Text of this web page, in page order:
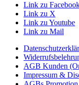
Link zu
Link zu X
Link zu Youtube
Link zu Mail
AGB Kunden
Impressum &